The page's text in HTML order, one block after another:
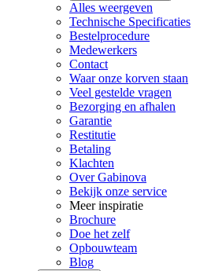
Alles weergeven
Technische Specificaties
Bestelprocedure
Medewerkers
Contact
Waar onze korven staan
Veel gestelde vragen
Bezorging en afhalen
Garantie
Restitutie
Betaling
Klachten
Over Gabinova
Bekijk onze service
Meer inspiratie
Brochure
Doe het zelf
Opbouwteam
Blog